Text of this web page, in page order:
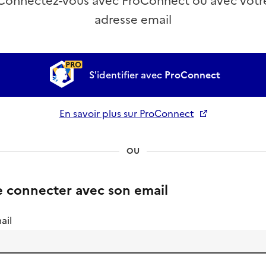
adresse email
S'identifier avec ProConnect
En savoir plus sur ProConnect
OU
connecter avec son email